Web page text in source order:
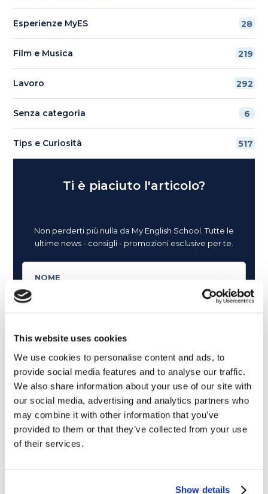
This website uses cookies
We use cookies to personalise content and ads, to
provide social media features and to analyse our traffic.
We also share information about your use of our site with
our social media, advertising and analytics partners who
may combine it with other information that you’ve
provided to them or that they’ve collected from your use
of their services.
Show details
Esperienze MyES 28
Film e Musica 219
Lavoro 292
Senza categoria 6
Tips e Curiosità 517
Ti è piaciuto l'articolo?
Non perderti più nulla da My English School. Tutte le
ultime news - consigli - promozioni esclusive per te.